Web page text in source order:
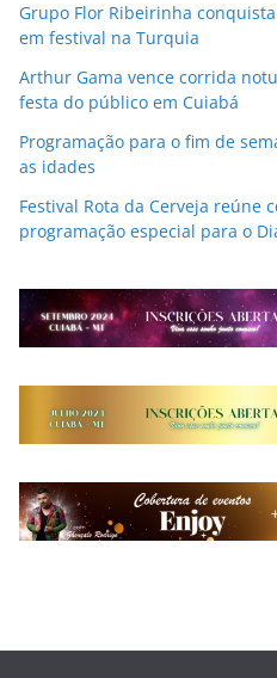
Grupo Flor Ribeirinha
em festival na Turquia
Arthur Gama vence corrida
festa do público em Cuiabá
Programação para o fim de
as idades
Festival Rota da Cerveja reúne
programação especial para o